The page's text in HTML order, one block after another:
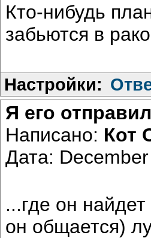
Кто-нибудь
забьются в
Настройки:
Я его
Написано: Кот
Дата:
...где он
он общается)